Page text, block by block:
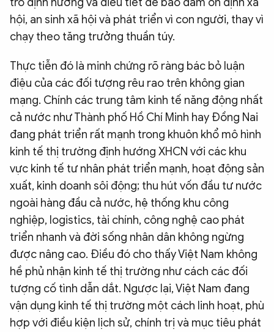
hội, an sinh xã hội và phát triển vì con người, thay vì
chạy theo tăng trưởng thuần túy.
Thực tiễn đó là minh chứng rõ ràng bác bỏ luận
điệu của các đối tượng rêu rao trên không gian
mạng. Chính các trung tâm kinh tế năng động nhất
cả nước như Thành phố Hồ Chí Minh hay Đồng Nai
đang phát triển rất mạnh trong khuôn khổ mô hình
kinh tế thị trường định hướng XHCN với các khu
vực kinh tế tư nhân phát triển mạnh, hoạt động sản
xuất, kinh doanh sôi động; thu hút vốn đầu tư nước
ngoài hàng đầu cả nước, hệ thống khu công
nghiệp, logistics, tài chính, công nghệ cao phát
triển nhanh và đời sống nhân dân không ngừng
được nâng cao. Điều đó cho thấy Việt Nam không
hề phủ nhận kinh tế thị trường như cách các đối
tượng cố tình dẫn dắt. Ngược lại, Việt Nam đang
vận dụng kinh tế thị trường một cách linh hoạt, phù
hợp với điều kiện lịch sử, chính trị và mục tiêu phát